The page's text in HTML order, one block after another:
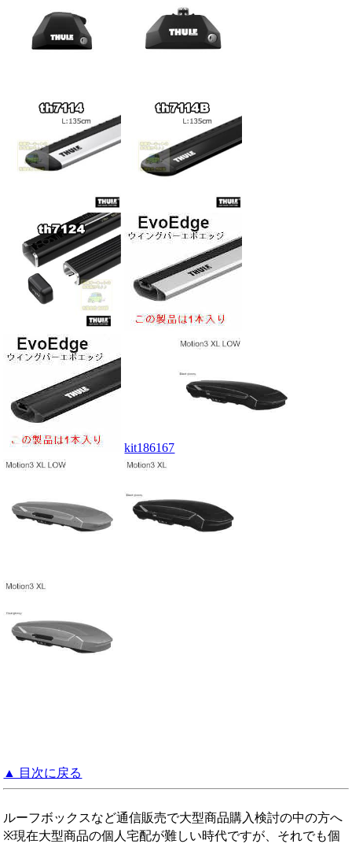
kit186167
▲ 目次に戻る
ルーフボックスなど通信販売で大型商品購入検討の中の方へ
※現在大型商品の個人宅配が難しい時代ですが、それでも個